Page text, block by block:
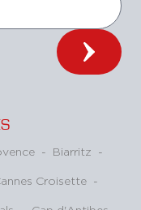
- Biarritz -
Croisette -